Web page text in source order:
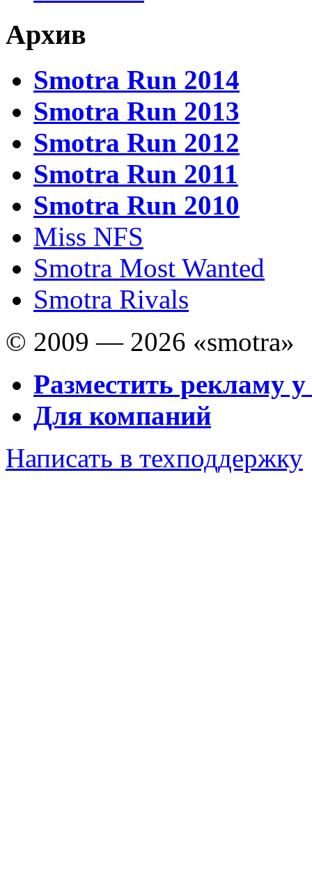
Архив
Smotra Run 2014
Smotra Run 2013
Smotra Run 2012
Smotra Run 2011
Smotra Run 2010
Miss NFS
Smotra Most Wanted
Smotra Rivals
© 2009 — 2026 «smotra»
Разместить рекламу у
Для компаний
Написать в техподдержку